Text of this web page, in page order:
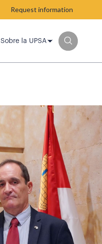
Request information
Sobre la UPSA